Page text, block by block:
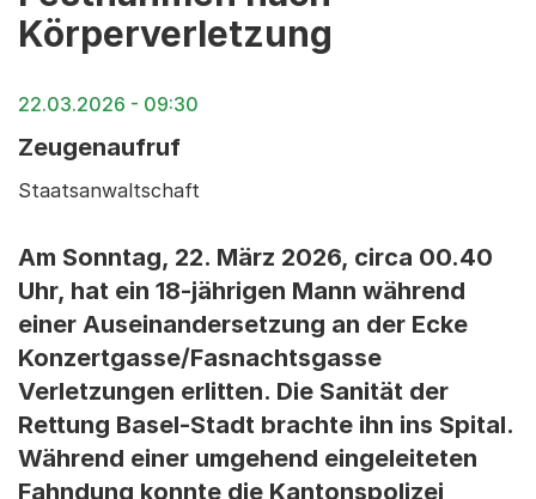
Körperverletzung
22.03.2026 - 09:30
Zeugenaufruf
Staatsanwaltschaft
Am Sonntag, 22. März 2026, circa 00.40
Uhr, hat ein 18-jährigen Mann während
einer Auseinandersetzung an der Ecke
Konzertgasse/Fasnachtsgasse
Verletzungen erlitten. Die Sanität der
Rettung Basel-Stadt brachte ihn ins Spital.
Während einer umgehend eingeleiteten
Fahndung konnte die Kantonspolizei